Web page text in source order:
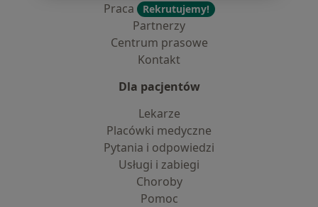
Praca
Rekrutujemy!
Partnerzy
Centrum prasowe
Kontakt
Dla pacjentów
Lekarze
Placówki medyczne
Pytania i odpowiedzi
Usługi i zabiegi
Choroby
Pomoc